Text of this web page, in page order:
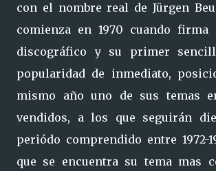
con el nombre real de Jürgen
comienza en 1970 cuando
discográfico y su primer
popularidad de inmediato,
mismo año uno de sus temas
vendidos, a los que seguirán
periódo comprendido entre 1972-
que se encuentra su tema mas